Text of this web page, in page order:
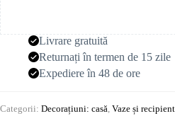
Livrare gratuită
Returnați în termen de 15 zile
Expediere în 48 de ore
Categorii: Decorațiuni: casă Vaze și